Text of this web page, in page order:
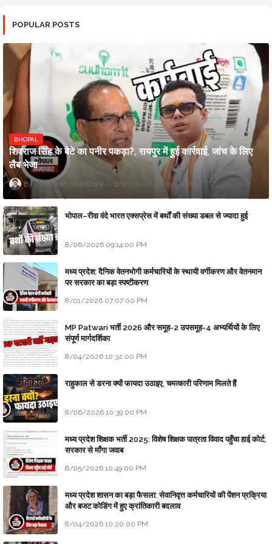
POPULAR POSTS
BHOPAL
शिवराज सिंह के बेटे का पनीर पकड़ा?, रायपुर में हुई कार्रवाई, जांच के लिए
लैब भेजा
Updesh Awasthee 8/06/2026 10:09:00 PM
भोपाल–रीवा वंदे भारत एक्सप्रेस में बर्थों की संख्या डबल से ज्यादा हुई
8/06/2026 09:14:00 PM
मध्य प्रदेश: दैनिक वेतनभोगी कर्मचारियों के स्थायी वर्गीकरण और वेतनमान
पर सरकार का बड़ा स्पष्टीकरण
8/01/2026 07:07:00 PM
MP Patwari भर्ती 2026 और समूह-2 उपसमूह-4 अभ्यर्थियों के लिए
संपूर्ण मार्गदर्शिका
8/04/2026 10:32:00 PM
राहुकाल से डरना क्यों फायदा उठाइए, चमत्कारी परिणाम मिलते हैं
8/06/2026 10:39:00 PM
मध्य प्रदेश शिक्षक भर्ती 2025: विशेष शिक्षक पात्रता विवाद पहुँचा हाई कोर्ट;
सरकार से माँगा जवाब
8/05/2026 10:49:00 PM
मध्य प्रदेश शासन का बड़ा फैसला: सेवानिवृत्त कर्मचारियों की पेंशन प्रक्रिया
और बजट कोडिंग में हुए क्रांतिकारी बदलाव
8/04/2026 10:20:00 PM